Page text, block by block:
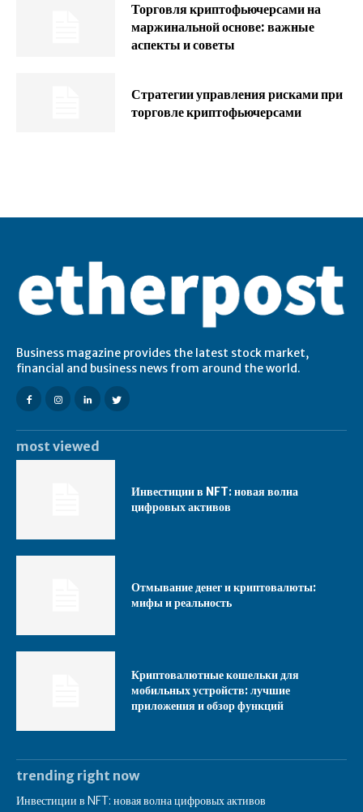
Торговля криптофьючерсами на
маржинальной основе: важные
аспекты и советы
Стратегии управления рисками при
торговле криптофьючерсами
Business magazine provides the latest stock market,
financial and business news from around the world.
most viewed
Инвестиции в NFT: новая волна
цифровых активов
Отмывание денег и криптовалюты:
мифы и реальность
Криптовалютные кошельки для
мобильных устройств: лучшие
приложения и обзор функций
trending right now
Инвестиции в NFT: новая волна цифровых активов